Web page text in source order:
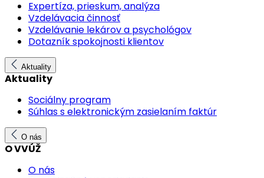
Expertíza, prieskum, analýza
Vzdelávacia činnosť
Vzdelávanie lekárov a psychológov
Dotazník spokojnosti klientov
Aktuality
Aktuality
Sociálny program
Súhlas s elektronickým zasielaním faktúr
O nás
O VVÚŽ
O nás